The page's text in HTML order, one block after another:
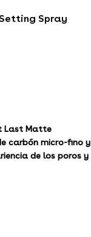
Spray
Last Matte
carbón micro-fino y
de los poros y